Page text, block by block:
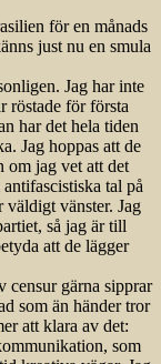
för en månads
just nu en smula
Jag har inte
röstade för första
har det hela tiden
Jag hoppas att de
om jag vet att det
tal på
väldigt vänster. Jag
så jag är till
att de lägger
censur gärna sipprar
som än händer tror
att klara av det:
som